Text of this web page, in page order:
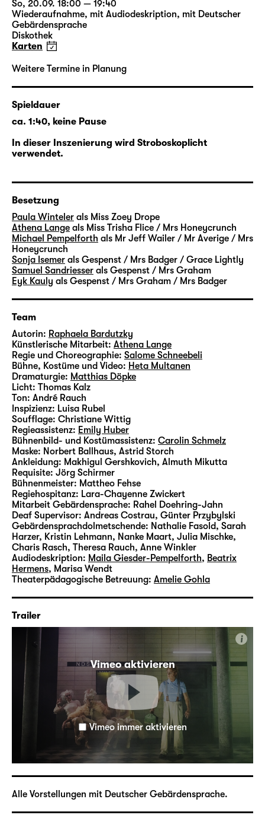
Inhalte aktivieren
So, 20.09. 18:00 — 19:40
Wiederaufnahme, mit Audiodeskription, mit Deutscher
Gebärdensprache
Diskothek
Karten
Weitere Termine in Planung
Spieldauer
ca. 1:40, keine Pause
In dieser Inszenierung wird Stroboskoplicht
verwendet.
Besetzung
Paula Winteler als Miss Zoey Drope
Athena Lange als Miss Trisha Flice / Mrs Honeycrunch
Michael Pempelforth als Mr Jeff Wailer / Mr Averige / Mrs
Honeycrunch
Sonja Isemer als Gespenst / Mrs Badger / Grace Lightly
Samuel Sandriesser als Gespenst / Mrs Graham
Eyk Kauly als Gespenst / Mrs Graham / Mrs Badger
Team
Autorin: Raphaela Bardutzky
Künstlerische Mitarbeit: Athena Lange
Regie und Choreographie: Salome Schneebeli
Bühne, Kostüme und Video: Heta Multanen
Dramaturgie: Matthias Döpke
Licht: Thomas Kalz
Ton: André Rauch
Inspizienz: Luisa Rubel
Soufflage: Christiane Wittig
Regieassistenz: Emily Huber
Bühnenbild- und Kostümassistenz: Carolin Schmelz
Maske: Norbert Ballhaus, Astrid Storch
Ankleidung: Makhigul Gershkovich, Almuth Mikutta
Requisite: Jörg Schirmer
Bühnenmeister: Mattheo Fehse
Regiehospitanz: Lara-Chayenne Zwickert
Mitarbeit Gebärdensprache: Rahel Doehring-Jahn
Deaf Supervisor: Andreas Costrau, Günter Przybylski
Gebärdensprachdolmetschende: Nathalie Fasold, Sarah
Harzer, Kristin Lehmann, Nanke Maart, Julia Mischke,
Charis Rasch, Theresa Rauch, Anne Winkler
Audiodeskription: Maila Giesder-Pempelforth, Beatrix
Hermens, Marisa Wendt
Theaterpädagogische Betreuung: Amelie Gohla
Trailer
Vimeo aktivieren
i
Vimeo immer aktivieren
Alle Vorstellungen mit Deutscher Gebärdensprache.